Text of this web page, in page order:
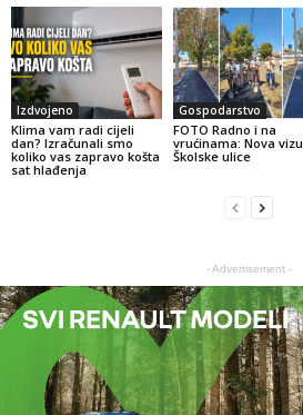
Izdvojeno
Klima vam radi cijeli
dan? Izračunali smo
koliko vas zapravo košta
sat hlađenja
Gospodarstvo
FOTO Radno i na
vrućinama: Nova
Školske ulice
- Advertisement -